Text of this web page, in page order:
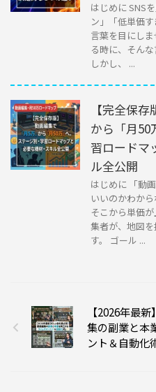
はじめに SNS
ン」「低単価
言葉を目にし
る時に、そん
しかし、 ...
【完全保
から「月50
習ロードマ
ル全公開
はじめに 「動
いいのかわか
そこから単価
集者が、地図
す。 ゴール ...
【2026年最
集の副業と本
ント＆自動化